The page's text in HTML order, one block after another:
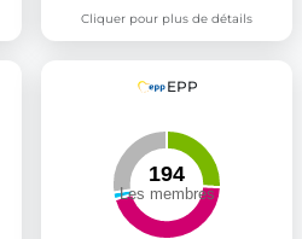
Cliquer pour plus de détails
EPP